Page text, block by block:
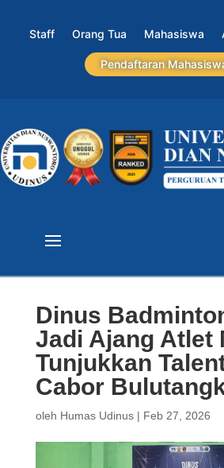
Staff Orang Tua Mahasiswa
Pendaftaran
Dinus
Jadi Ajang Atlet
Tunjukkan
Cabor
oleh Humas Udinus| Feb 27, 2026